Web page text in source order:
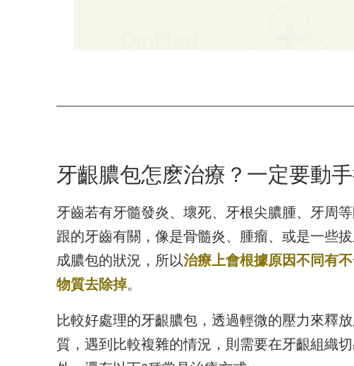
牙齦膿包怎麽治療？一定要動
牙齒若有牙髓發炎、壞死、牙根尖膿腫、牙周
跟的牙齒有關，像是骨髓炎、腫瘤、或是一些
成膿包的狀況，所以治療上會根據原因不同有
物質去除掉。
比較好處理的牙齦膿包，透過輕微的壓力來釋
質，遇到比較複雜的情況，則需要在牙齦組織